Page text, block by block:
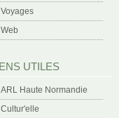
Voyages
Web
UTILES
ARL Haute Normandie
Cultur'elle